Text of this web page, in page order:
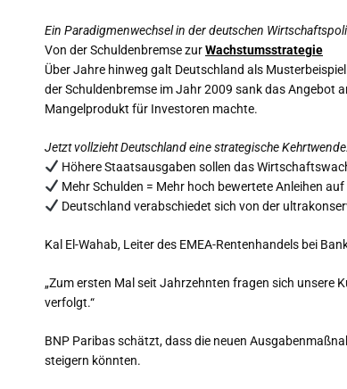
Ein Paradigmenwechsel in der deutschen
Von der Schuldenbremse zurWachstumsstrategie
Über Jahre hinweg galt Deutschland als
der Schuldenbremse im Jahr 2009 sank das Angebot
Mangelprodukt für Investoren machte.
Jetzt vollzieht Deutschland eine strategische
Höhere Staatsausgaben sollen das
Mehr Schulden = Mehr hoch bewertete Anleihen
Deutschland verabschiedet sich von der
Kal El-Wahab, Leiter des EMEA-Rentenhandels bei
„Zum ersten Mal seit Jahrzehnten fragen sich unsere
verfolgt.“
BNP Paribas schätzt, dass die neuen
steigern könnten.